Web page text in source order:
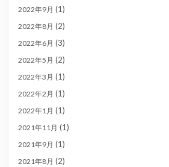
2022年9月 (1)
2022年8月 (2)
2022年6月 (3)
2022年5月 (2)
2022年3月 (1)
2022年2月 (1)
2022年1月 (1)
2021年11月 (1)
2021年9月 (1)
2021年8月 (2)